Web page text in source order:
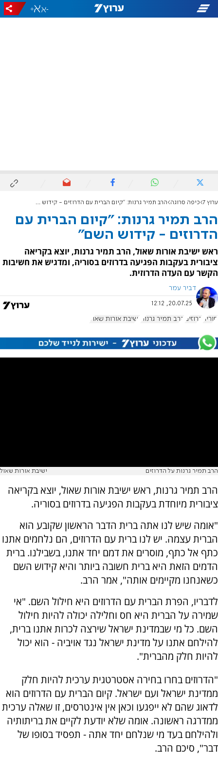
-
+
ערוץ 7 כיפה סרוגה הרב תמיר גרנות: "קיום הברית עם הדרוזים - קידוש השם"
הרב תמיר גרנות: "קיום הברית עם
הדרוזים - קידוש השם"
ראש ישיבת אורות שאול, הרב תמיר גרנות, יוצא בקריאה
ציבורית בעקבות הפגיעה בדרוזים בסוריה, ומדגיש את חשיבות
הקשר עם העדה הדרוזית.
דביר עמר
20.07.25, 12:12
סוריה דרוזים הרב תמיר גרנות ישיבת אורות שאול
הרב תמיר גרנות על הדרוזים ישיבת אורות שאול
הרב תמיר גרנות, ראש ישיבת אורות שאול, יוצא בקריאה
ציבורית מיוחדת בעקבות הפגיעה בדרוזים בסוריה.
"אומה שיש לנו אתה ברית הדבר הראשון שקובע הוא
הברית עצמה. יש לנו ברית עם הדרוזים, הם נלחמים אתנו
כתף אל כתף, מוסרים את דמם יחד אתנו, בשבילנו. ברית
הדמים הזאת היא ברית חשובה ביותר והיא קידוש השם
כשאנחנו מקיימים אותה", אמר הרב.
לדבריו, הפרת הברית עם הדרוזים היא חילול השם. "אי
שמירה על הברית היא חס וחלילה יכולה להיות חילול
השם. כל מי שבמדינת ישראל שירצה לכרות אתנו ברית,
להילחם אתנו על מדינת ישראל נגד אויביה - הוא יכול
להיות חלק מהברית".
"הדרוזים בחרו בחירה אסטרטגית ערכית להיות חלק
ממדינת ישראל ועם ישראל. קיום הברית עם הדרוזים הוא
לדאוג שהם לא ייפגעו וכאן אין אינטרסים, זו שאלה ערכית
ממדרגה ראשונה. אומה שלא יודעת לקיים את בריתותיה
ולהילחם בעד מי שנלחם יחד אתה - תפסיד בסופו של
דבר", סיכם הרב.